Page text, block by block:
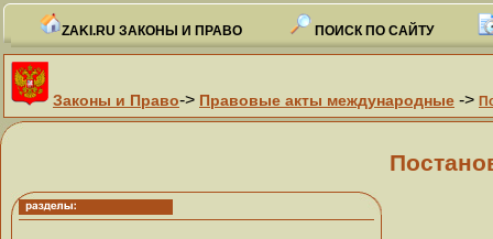
ZAKI.RU ЗАКОНЫ И ПРАВО ПОИСК ПО САЙТУ
Законы и Право-> Правовые акты международные ->